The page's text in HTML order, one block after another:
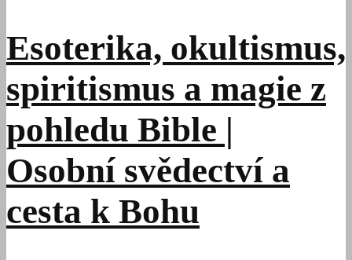
Esoterika, okultismus,
spiritismus a magie z
pohledu Bible |
Osobní svědectví a
cesta k Bohu